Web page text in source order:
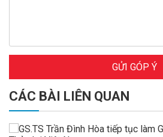
GỬI GÓP Ý
CÁC BÀI LIÊN QUAN